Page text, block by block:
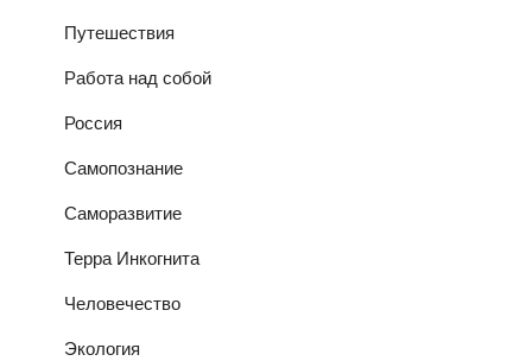
Путешествия
Работа над собой
Россия
Самопознание
Саморазвитие
Терра Инкогнита
Человечество
Экология